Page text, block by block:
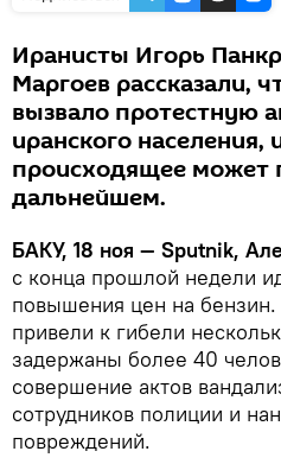
Иранисты Игорь
Маргоев рассказали,
вызвало протестную
иранского населения,
происходящее может
дальнейшем.
БАКУ, 18 ноя — Sputnik,
с конца прошлой недели
повышения цен на
привели к гибели
задержаны более 40
совершение актов
сотрудников полиции и
повреждений.